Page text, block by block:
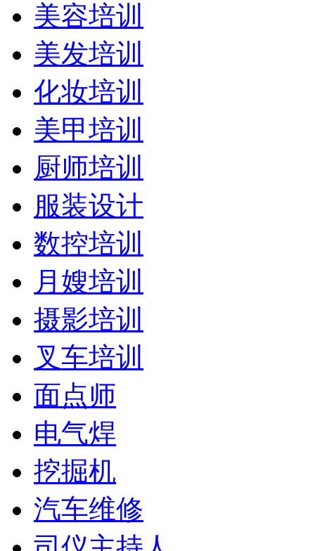
美容培训
美发培训
化妆培训
美甲培训
厨师培训
服装设计
数控培训
月嫂培训
摄影培训
叉车培训
面点师
电气焊
挖掘机
汽车维修